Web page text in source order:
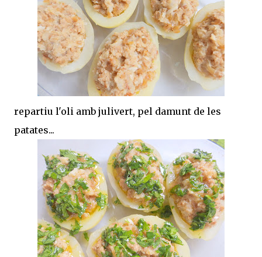
repartiu l'oli amb julivert, pel damunt de les
patates...